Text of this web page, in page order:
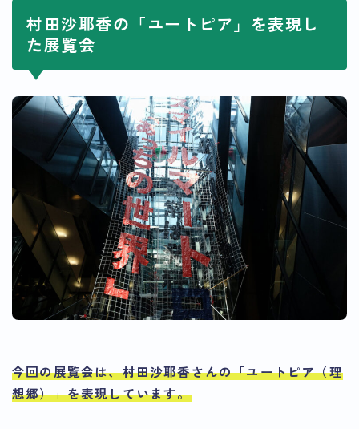
村田沙耶香の「ユートピア」を表現し
た展覧会
今回の展覧会は、村田沙耶香さんの「ユートピア（理
想郷）」を表現しています。